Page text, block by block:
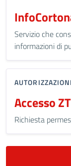
Servizio che
informazioni di
AUTORIZZAZIONI
Accesso
Richiesta